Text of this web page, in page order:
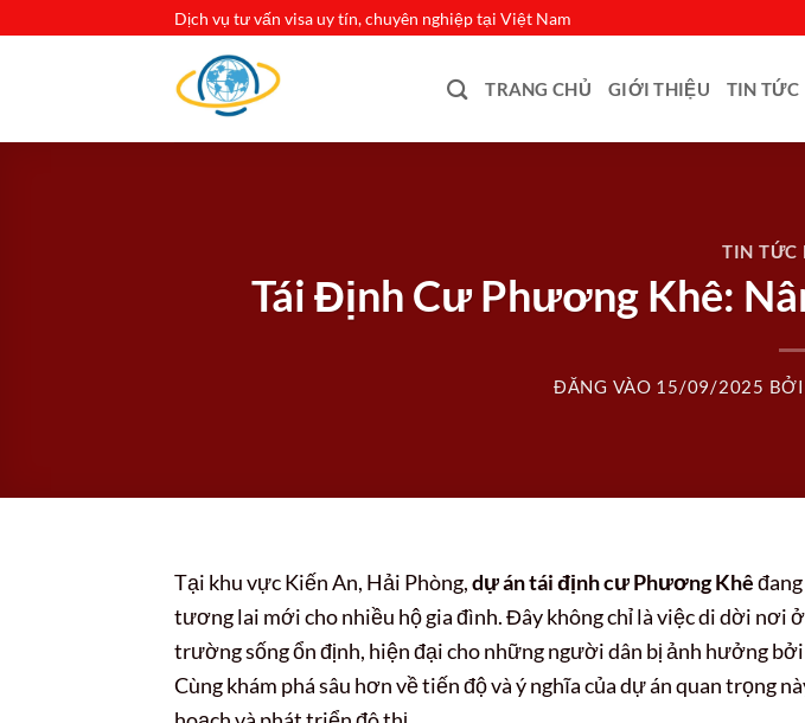
Dịch vụ tư vấn visa uy tín, chuyên nghiệp tại Việt Nam
TRANG CHỦ GIỚI THIỆU TIN TỨC
TIN TỨC
Tái Định Cư Phương Khê:
ĐĂNG VÀO 15/09/2025
Tại khu vực Kiến An, Hải Phòng,dự án tái định cư Phương Khê
tương lai mới cho nhiều hộ gia đình. Đây không chỉ là việc di dời nơi
trường sống ổn định, hiện đại cho những người dân bị ảnh hưởng
Cùng khám phá sâu hơn về tiến độ và ý nghĩa của dự án quan trọng